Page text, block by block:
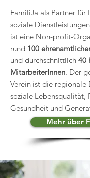
FamiliJa als Partner für
soziale
ist eine Non-profit-
rund 100
und durchschnittlich 40
MitarbeiterInnen. Der
Verein ist die regionale
soziale Lebensqualität,
Gesundheit und
Mehr über